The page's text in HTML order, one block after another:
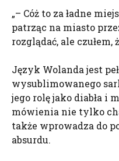
„– Cóż to za ładne
patrząc na miasto
rozglądać, ale czułem,
Język Wolanda jest
wysublimowanego
jego rolę jako diabła i
mówienia nie tylko
także wprowadza do
absurdu.